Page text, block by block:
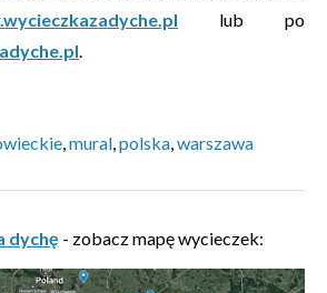
lub po
.
,mural,polska,warszawa
dychę - zobacz mapę wycieczek: